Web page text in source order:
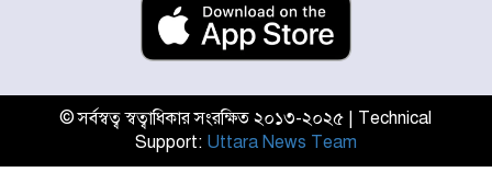
জাতীয় সাংবাদিক সংস্থার পিরোজপুর
জেলা কমিটি অনুমোদন
গণঅভ্যুত্থানের তথ্য বিশ্বমিডিয়ায় পৌঁছে
দিতেন আদীব, গুমের চেষ্টা ৩ বার
© সর্বস্বত্ব স্বত্বাধিকার সংরক্ষিত ২০১৩-২০২৫ | Technical
Support: Uttara News Team